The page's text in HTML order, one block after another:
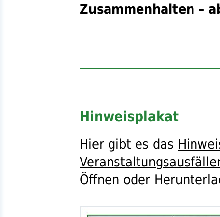
Zusammenhalten –
Hinweisplakat
Hier gibt es das
Öffnen oder